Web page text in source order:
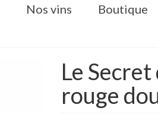
Nos vins Boutique
Le
rouge